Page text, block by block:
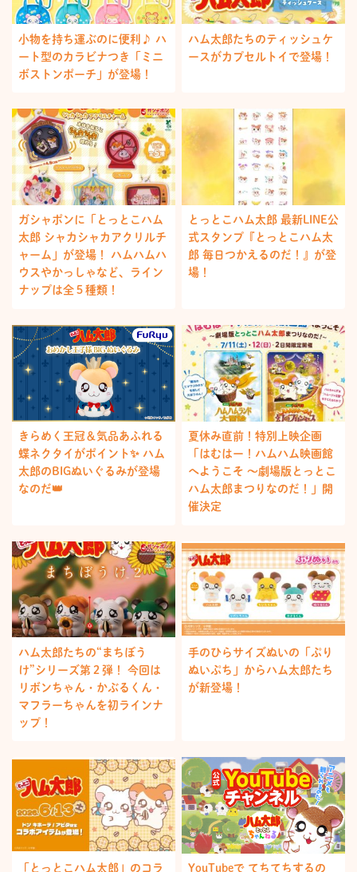
小物を持ち運ぶのに便利♪ ハ
ート型のカラビナつき「ミニ
ボストンポーチ」が登場！
ハム太郎たちのティッシュケ
ースがカプセルトイで登場！
ガシャポンに「とっとこハム
太郎 シャカシャカアクリルチ
ャーム」が登場！ ハムハムハ
ウスやかっしゃなど、ライン
ナップは全５種類！
とっとこハム太郎 最新LINE公
式スタンプ『とっとこハム太
郎 毎日つかえるのだ！』が登
場！
きらめく王冠＆気品あふれる
蝶ネクタイがポイント✨ ハム
太郎のBIGぬいぐるみが登場
なのだ👑
夏休み直前！特別上映企画
「はむはー！ハムハム映画館
へようこそ ～劇場版とっとこ
ハム太郎まつりなのだ！」開
催決定
ハム太郎たちの“まちぼう
け”シリーズ第２弾！ 今回は
リボンちゃん・かぶるくん・
マフラーちゃんを初ラインナ
ップ！
手のひらサイズぬいの「ぷり
ぬいぷち」からハム太郎たち
が新登場！
「とっとこハム太郎」のコラ YouTubeで てちてちするの